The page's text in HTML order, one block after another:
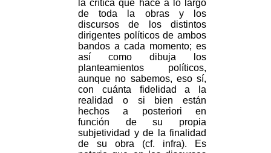
la crítica que hace a lo largo
de toda la obras y los
discursos de los distintos
dirigentes políticos de ambos
bandos a cada momento; es
así como dibuja los
planteamientos políticos,
aunque no sabemos, eso sí,
con cuánta fidelidad a la
realidad o si bien están
hechos a posteriori en
función de su propia
subjetividad y de la finalidad
de su obra (cf. infra). Es